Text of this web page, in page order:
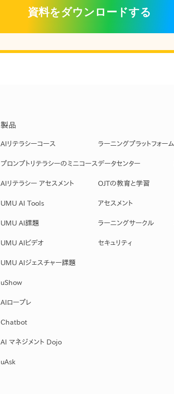
資料をダウンロードする
製品
AIリテラシーコース
プロンプトリテラシーのミニコース
AIリテラシー アセスメント
UMU AI Tools
UMU AI課題
UMU AIビデオ
UMU AIジェスチャー課題
uShow
AIロープレ
Chatbot
AI マネジメント Dojo
uAsk
ラーニングプラットフォーム
データセンター
OJTの教育と学習
アセスメント
ラーニングサークル
セキュリティ